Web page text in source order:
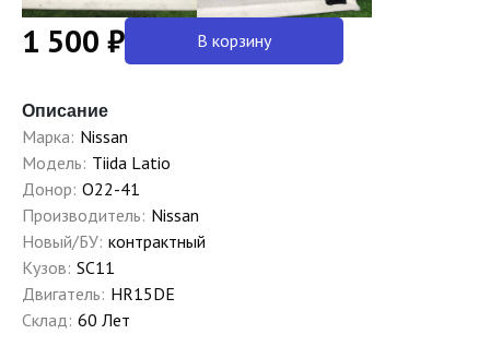
1 500 ₽ В корзину
Описание
Марка: Nissan
Модель: Tiida Latio
Донор: O22-41
Производитель: Nissan
Новый/БУ: контрактный
Кузов: SC11
Двигатель: HR15DE
Склад: 60 Лет